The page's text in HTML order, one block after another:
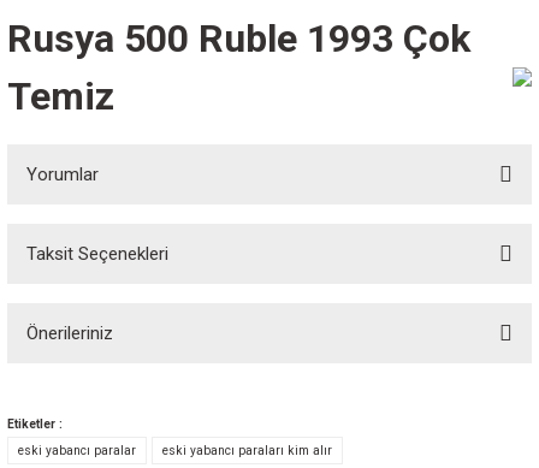
Rusya 500 Ruble 1993 Çok
Temiz
Yorumlar
Taksit Seçenekleri
Önerileriniz
Görüş ve önerileriniz için teşekkür ederiz.
Etiketler :
eski yabancı paralar
eski yabancı paraları kim alır